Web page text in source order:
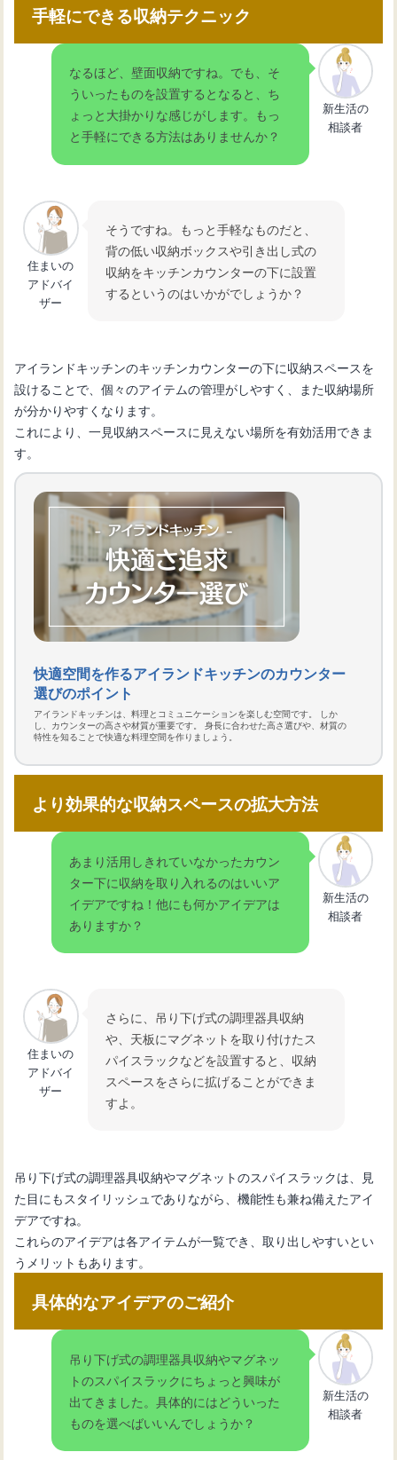
手軽にできる収納テクニック
なるほど、壁面収納ですね。でも、そ
ういったものを設置するとなると、ち
ょっと大掛かりな感じがします。もっ
と手軽にできる方法はありませんか？
新生活の
相談者
住まいの
アドバイ
ザー
そうですね。もっと手軽なものだと、
背の低い収納ボックスや引き出し式の
収納をキッチンカウンターの下に設置
するというのはいかがでしょうか？
アイランドキッチンのキッチンカウンターの下に収納スペースを
設けることで、個々のアイテムの管理がしやすく、また収納場所
が分かりやすくなります。
これにより、一見収納スペースに見えない場所を有効活用できま
す。
快適空間を作るアイランドキッチンのカウンター
選びのポイント
アイランドキッチンは、料理とコミュニケーションを楽しむ空間です。 しか
し、カウンターの高さや材質が重要です。 身長に合わせた高さ選びや、材質の
特性を知ることで快適な料理空間を作りましょう。
より効果的な収納スペースの拡大方法
あまり活用しきれていなかったカウン
ター下に収納を取り入れるのはいいア
イデアですね！他にも何かアイデアは
ありますか？
新生活の
相談者
住まいの
アドバイ
ザー
さらに、吊り下げ式の調理器具収納
や、天板にマグネットを取り付けたス
パイスラックなどを設置すると、収納
スペースをさらに拡げることができま
すよ。
吊り下げ式の調理器具収納やマグネットのスパイスラックは、見
た目にもスタイリッシュでありながら、機能性も兼ね備えたアイ
デアですね。
これらのアイデアは各アイテムが一覧でき、取り出しやすいとい
うメリットもあります。
具体的なアイデアのご紹介
吊り下げ式の調理器具収納やマグネッ
トのスパイスラックにちょっと興味が
出てきました。具体的にはどういった
ものを選べばいいんでしょうか？
新生活の
相談者